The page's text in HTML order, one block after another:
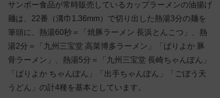
サンポー食品が常時販売しているカップラーメンの油揚げ
麺は、22番（溝巾1.36mm）で切り出した熱湯3分の麺を
筆頭に、熱湯60秒＝「焼豚ラーメン 長浜とんこつ」、熱
湯2分＝「九州三宝堂 高菜博多ラーメン」「ばりよか 豚
骨ラーメン」、熱湯5分＝「九州三宝堂 長崎ちゃんぽん」
「ばりよか ちゃんぽん」「出手ちゃんぽん」「ごぼう天
うどん」の計4種を基本としています。